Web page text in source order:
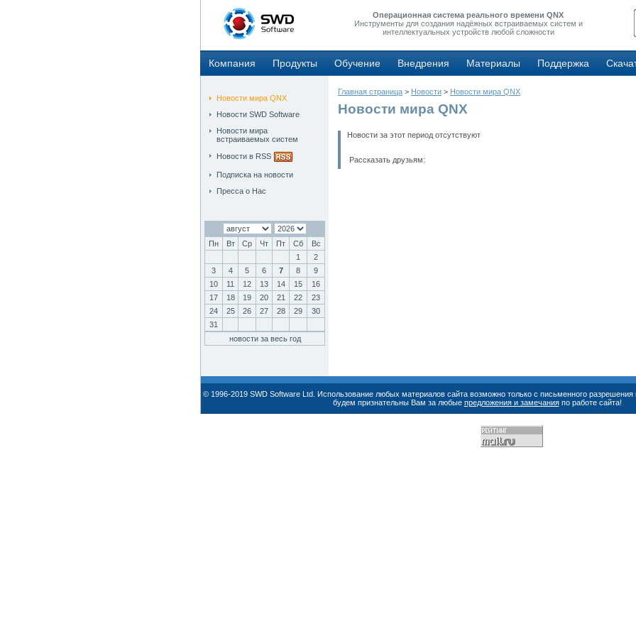
Операционная система реального времени QNX
Инструменты для создания надёжных встраиваемых систем и
интеллектуальных устройств любой сложности
Компания Продукты Обучение Внедрения Материалы Поддержка
Новости мира QNX
Новости SWD Software
Новости мира
встраиваемых систем
Новости в RSS
Подписка на новости
Пресса о Нас
Пн Вт Ср Чт Пт Сб
Вс
1
2
3
4 5 6 7 8
9
10
11 12 13 14 15
16
17
18 19 20 21 22
23
24
25 26 27 28 29
30
31
новости за весь год
Главная страница > Новости > Новости мира QNX
Новости мира QNX
Новости за этот период отсутствуют
Рассказать друзьям:
© 1996-2019 SWD Software Ltd. Использование любых материалов сайта возможно только с письменного
будем признательны Вам за любые предложения и замечанияпо работе сайта!